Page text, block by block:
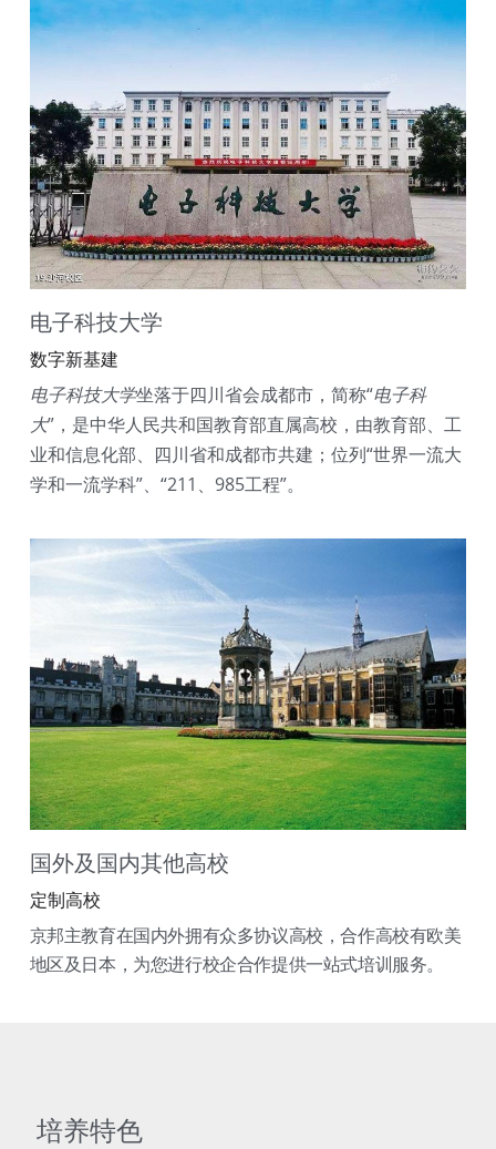
电子科技大学
数字新基建
电子科技大学坐落于四川省会成都市，简称“电子科
大”，是中华人民共和国教育部直属高校，由教育部、工
业和信息化部、四川省和成都市共建；位列“世界一流大
学和一流学科”、“211、985工程”。
国外及国内其他高校
定制高校
京邦主教育在国内外拥有众多协议高校，合作高校有欧美
地区及日本，为您进行校企合作提供一站式培训服务。
培养特色